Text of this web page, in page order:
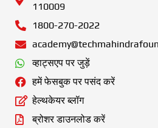
110009
1800-270-2022
व्हाट्सएप पर जुड़ें
हमें फेसबुक पर पसंद करें
हेल्थकेयर ब्लॉग
ब्रोशर डाउनलोड करें